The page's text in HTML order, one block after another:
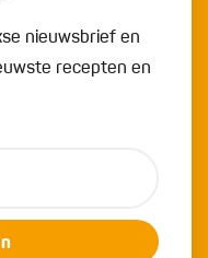
nieuwsbrief en
recepten en